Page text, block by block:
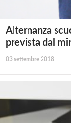
Alternanza
prevista dal
03 settembre 2018